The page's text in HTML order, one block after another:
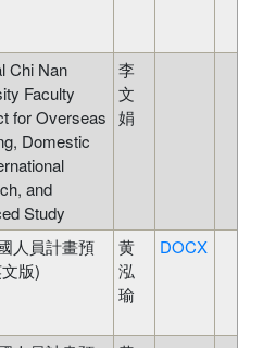
Chi Nan
Faculty
for Overseas
Domestic
and
Study
李
文
娟
人員計畫預
版)
黄
泓
瑜
DOCX